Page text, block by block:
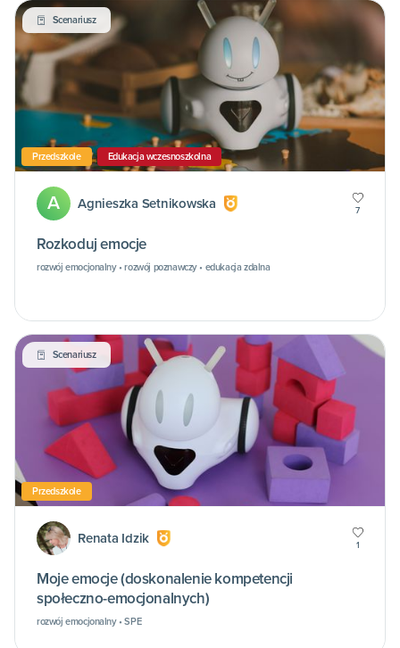
Scenariusz
Przedszkole Edukacja wczesnoszkolna
A Agnieszka Setnikowska 7
Rozkoduj emocje
rozwój emocjonalny • rozwój poznawczy • edukacja zdalna
Scenariusz
Przedszkole
Renata Idzik 1
Moje emocje (doskonalenie kompetencji
społeczno-emocjonalnych)
rozwój emocjonalny • SPE